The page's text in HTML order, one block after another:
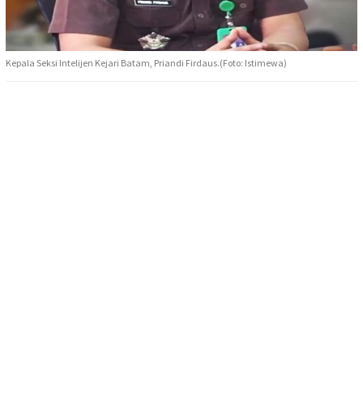
Kepala Seksi Intelijen Kejari Batam, Priandi Firdaus.(Foto: Istimewa)